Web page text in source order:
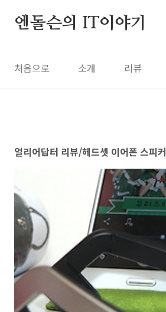
엔돌슨의 IT이야기
처음으로 소개 리뷰
얼리어답터 리뷰/헤드셋 이어폰 스피커